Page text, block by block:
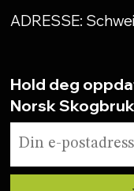
ADRESSE:
Hold deg
Norsk Skogbruk